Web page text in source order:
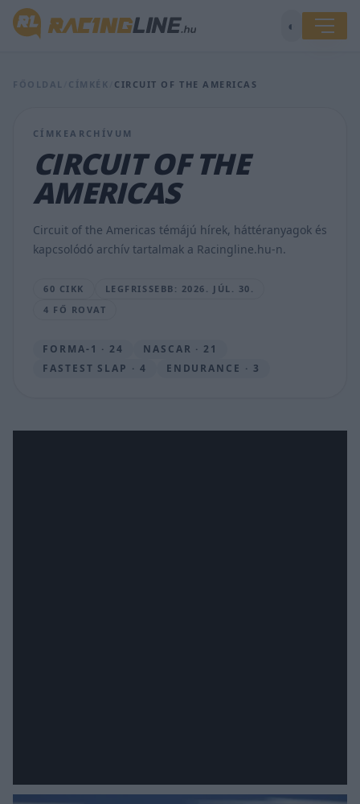
◐
FŐOLDAL CÍMKÉK CIRCUIT OF THE AMERICAS
CÍMKEARCHÍVUM
CIRCUIT OF THE
AMERICAS
Circuit of the Americas témájú hírek, háttéranyagok és
kapcsolódó archív tartalmak a Racingline.hu-n.
60 CIKK
LEGFRISSEBB: 2026. JÚL. 30.
4 FŐ ROVAT
FORMA-1 · 24
NASCAR · 21
FASTEST SLAP · 4
ENDURANCE · 3
megvalósul,
es
autók
és
MotoGP-
motorok
köröznek
egy
SEBŐK
30.